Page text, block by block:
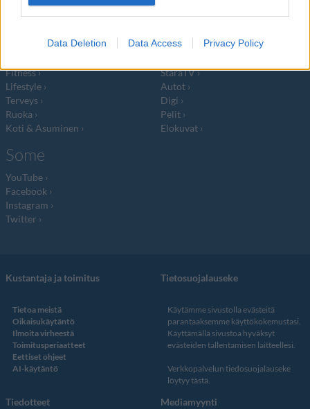
Data Deletion Data Access Privacy Policy
Lifestyle
Fitness
Lifestyle
Terveys
Ruoka
Koti & Asuminen
Viihde
StaraTV
Autot
Digi
Pelit
Elokuvat
Some
YouTube
Facebook
Instagram
Twitter
Kustantaja ja toimitus
Tietoa meistä
Oikaisukäytäntö
Ilmoita virheestä
Toimitusperiaatteet
Eettiset ohjeet
AI-käytäntö
Tietosuojalauseke
Käytämme sivustolla evästeitä
parantaaksemme käyttökokemustasi.
Käyttämällä sivustoa hyväksyt
evästeiden tallentamisen laitteellesi.
Verkkopalvelun tiedosuojalauseke
löytyy tästä.
Tiedotteet Mediamyynti